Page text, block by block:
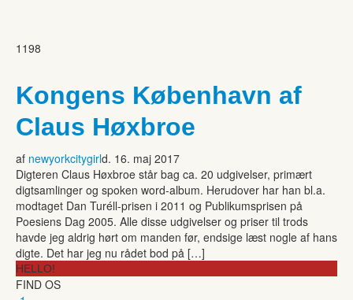
1198
Kongens København af
Claus Høxbroe
af newyorkcitygirld. 16. maj 2017
Digteren Claus Høxbroe står bag ca. 20 udgivelser, primært
digtsamlinger og spoken word-album. Herudover har han bl.a.
modtaget Dan Turéll-prisen i 2011 og Publikumsprisen på
Poesiens Dag 2005. Alle disse udgivelser og priser til trods
havde jeg aldrig hørt om manden før, endsige læst nogle af hans
digte. Det har jeg nu rådet bod på […]
HELLO!
FIND OS